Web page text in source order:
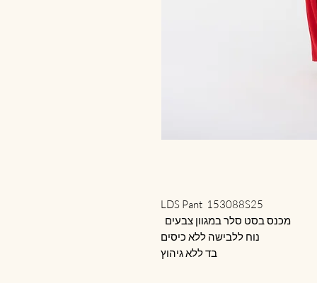
LDS Pant 153088S25
מכנס בסט סלר במגוון צבעים
נוח ללבישה ללא כיסים
בד ללא גיהוץ